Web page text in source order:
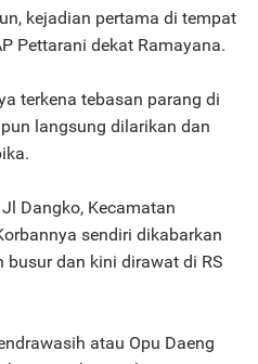
kejadian pertama di tempat
Pettarani dekat Ramayana.
terkena tebasan parang di
langsung dilarikan dan
Dangko, Kecamatan
sendiri dikabarkan
busur dan kini dirawat di RS
atau Opu Daeng